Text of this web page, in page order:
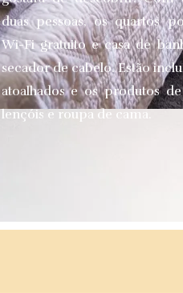
duas pessoas, os quartos
Wi-Fi gratuito e casa de
secador de cabelo. Estão
atoalhados e os produtos
lençóis e roupa de cama.